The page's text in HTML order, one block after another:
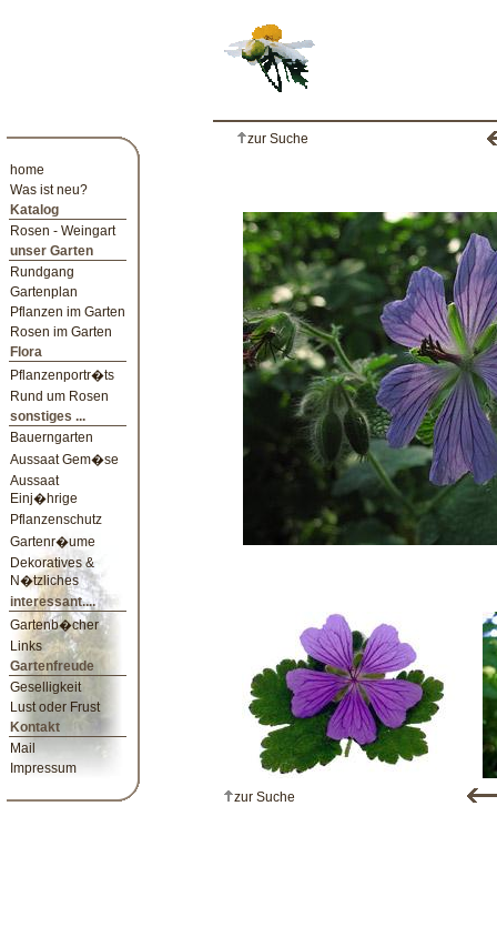
home
Was ist neu?
Katalog
Rosen - Weingart
unser Garten
Rundgang
Gartenplan
Pflanzen im Garten
Rosen im Garten
Flora
Pflanzenportr�ts
Rund um Rosen
sonstiges ...
Bauerngarten
Aussaat Gem�se
Aussaat
Einj�hrige
Pflanzenschutz
Gartenr�ume
Dekoratives &
N�tzliches
interessant....
Gartenb�cher
Links
Gartenfreude
Geselligkeit
Lust oder Frust
Kontakt
Mail
Impressum
zur Suche
zur Suche